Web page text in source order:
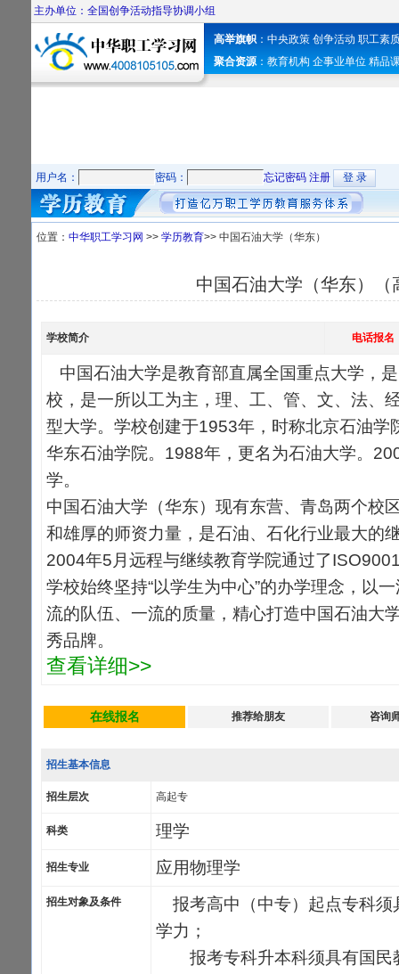
主办单位：全国创争活动指导协调小组
高举旗帜 ： 中央政策 创争活动 职工素
聚合资源： 教育机构 企事业单位 精品
用户名： 密码： 忘记密码 注册
位置： 中华职工学习网 >> 学历教育>> 中国石油大学（华东）
中国石油大学（华东）（
学校简介 电话报名
中国石油大学是教育部直属全国重点大学，
校，是一所以工为主，理、工、管、文、法、
型大学。学校创建于1953年，时称北京石油学
华东石油学院。1988年，更名为石油大学。
学。
中国石油大学（华东）现有东营、青岛两个校
和雄厚的师资力量，是石油、石化行业最大的
2004年5月远程与继续教育学院通过了
学校始终坚持“以学生为中心”的办学理念，以
流的队伍、一流的质量，精心打造中国石油大
秀品牌。
查看详细>>
在线报名 推荐给朋友 咨询
招生基本信息
招生层次 高起专
科类 理学
招生专业 应用物理学
招生对象及条件
报考高中（中专）起点专科须
学力；
报考专科升本科须具有国民